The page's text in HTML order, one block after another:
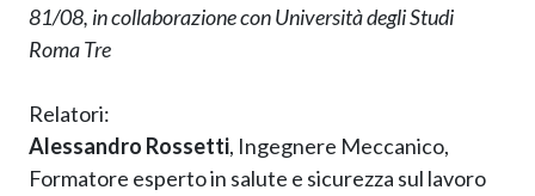
81/08, in collaborazione con Università degli Studi
Roma Tre
Relatori:
Alessandro Rossetti, Ingegnere Meccanico,
Formatore esperto in salute e sicurezza sul lavoro